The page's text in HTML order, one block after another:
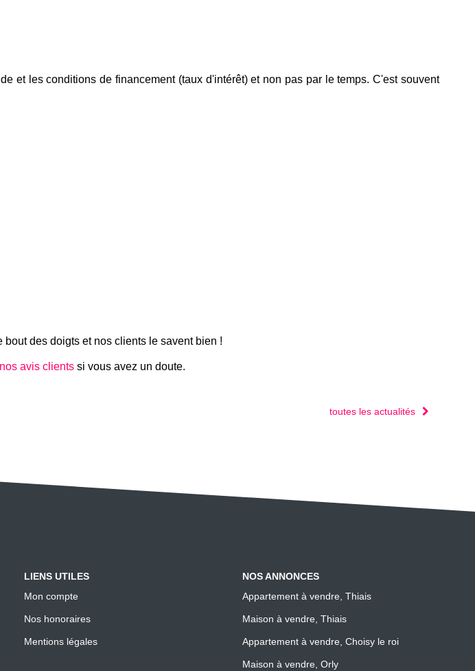
et les conditions de financement (taux d'intérêt) et non pas par le temps. C'est souvent
des doigts et nos clients le savent bien !
nos avis clientssi vous avez un doute.
toutes les actualités
LIENS UTILES
Mon compte
Nos honoraires
Mentions légales
NOS ANNONCES
Appartement à vendre, Thiais
Maison à vendre, Thiais
Appartement à vendre, Choisy le roi
Maison à vendre, Orly